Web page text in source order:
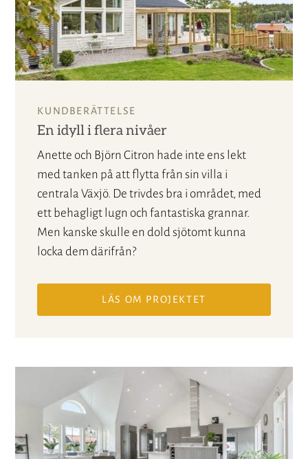
KUNDBERÄTTELSE
En idyll i flera nivåer
Anette och Björn Citron hade inte ens lekt
med tanken på att flytta från sin villa i
centrala Växjö. De trivdes bra i området, med
ett behagligt lugn och fantastiska grannar.
Men kanske skulle en dold sjötomt kunna
locka dem därifrån?
LÄS OM PROJEKTET